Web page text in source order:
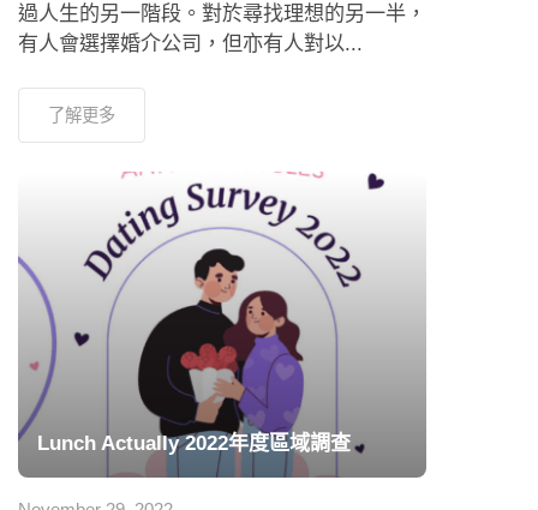
過人生的另一階段。對於尋找理想的另一半，
有人會選擇婚介公司，但亦有人對以...
了解更多
Lunch Actually 2022年度區域調查